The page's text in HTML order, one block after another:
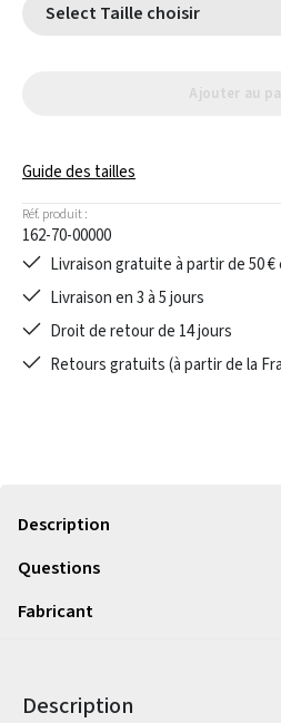
Select Taille choisir
Ajouter au
Guide des tailles
Réf. produit :
162-70-00000
Livraison gratuite à partir de 50 €
Livraison en 3 à 5 jours
Droit de retour de 14 jours
Retours gratuits (à partir de la
Description
Questions
Fabricant
Description